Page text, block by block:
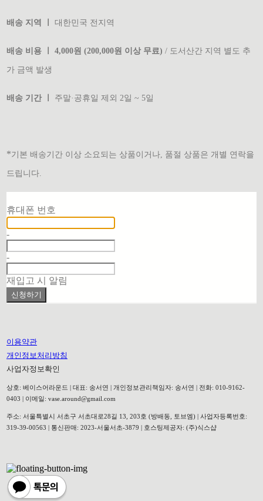
배송 지역 ㅣ 대한민국 전지역
배송 비용 ㅣ 4,000원 (200,000원 이상 무료) / 도서산간 지역 별도 추
가 금액 발생
배송 기간 ㅣ 주말·공휴일 제외 2일 ~ 5일
*기본 배송기간 이상 소요되는 상품이거나, 품절 상품은 개별 연락을
드립니다.
휴대폰 번호
-
-
재입고 시 알림
신청하기
이용약관
개인정보처리방침
사업자정보확인
상호: 베이스어라운드 | 대표: 송서연 | 개인정보관리책임자: 송서연 | 전화: 010-9162-
0403 | 이메일: vase.around@gmail.com
주소: 서울특별시 서초구 서초대로28길 13, 203호 (방배동, 토브엠) | 사업자등록번호:
319-39-00563 | 통신판매: 2023-서울서초-3879 | 호스팅제공자: (주)식스샵